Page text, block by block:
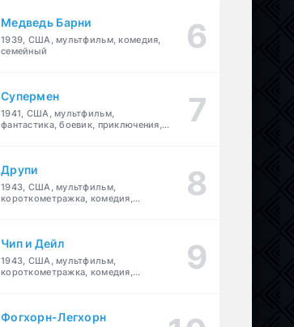
Медведь Барни
1939, США, мультфильм, комедия,
семейный
Супермен
1941, США, мультфильм,
фантастика, боевик, приключения,
Друпи
1943, США, мультфильм,
короткометражка, комедия,
Чип и Дейл
1943, США, мультфильм,
короткометражка, комедия,
Фогхорн-Легхорн